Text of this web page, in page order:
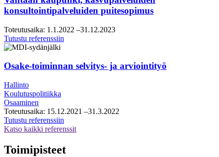
ja
tiekarttatyö
konsultointipalveluiden puitesopimus
Toteutusaika: 1.1.2022 –31.12.2023
Tutustu referenssiin
konsultointipalveluiden
puitesopimus
Osake-toiminnan selvitys- ja arviointityö
Hallinto
Koulutuspolitiikka
Osaaminen
Toteutusaika: 15.12.2021 –31.3.2022
Tutustu referenssiin
toiminnan
ja
arviointityö
Katso kaikki referenssit
Toimipisteet